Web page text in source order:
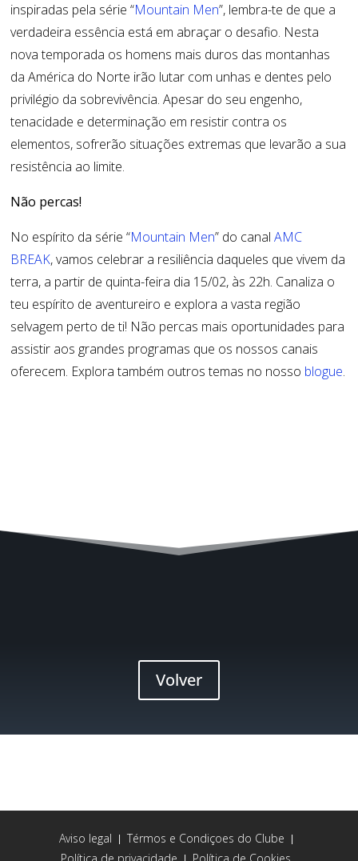
inspiradas pela série “Mountain Men”, lembra-te de que a
verdadeira essência está em abraçar o desafio. Nesta
nova temporada os homens mais duros das montanhas
da América do Norte irão lutar com unhas e dentes pelo
privilégio da sobrevivência. Apesar do seu engenho,
tenacidade e determinação em resistir contra os
elementos, sofrerão situações extremas que levarão a sua
resistência ao limite.
Não percas!
No espírito da série “Mountain Men” do canalAMC
BREAK, vamos celebrar a resiliência daqueles que vivem da
terra, a partir de quinta-feira dia 15/02, às 22h. Canaliza o
teu espírito de aventureiro e explora a vasta região
selvagem perto de ti! Não percas mais oportunidades para
assistir aos grandes programas que os nossos canais
oferecem. Explora também outros temas no nosso blogue.
Volver
Aviso legal Térmos e Condiçoes do Clube